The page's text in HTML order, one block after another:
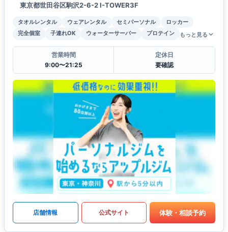
東京都世田谷区駒沢2-6-2 I-TOWER3F
タオルレンタル ウェアレンタル セミパーソナル
ロッカー
完全個室
子連れOK ウォーターサーバー プロテイン もっと見る
営業時間
9:00〜21:25
定休日
要確認
店舗情報 公式サイト 体験・相談予約